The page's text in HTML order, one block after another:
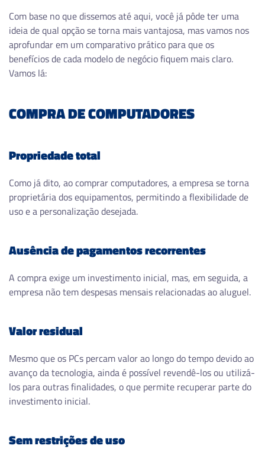
Com base no que dissemos até aqui, você já pôde ter uma
ideia de qual opção se torna mais vantajosa, mas vamos nos
aprofundar em um comparativo prático para que os
benefícios de cada modelo de negócio fiquem mais claro.
Vamos lá:
COMPRA DE COMPUTADORES
Propriedade total
Como já dito, ao comprar computadores, a empresa se torna
proprietária dos equipamentos, permitindo a flexibilidade de
uso e a personalização desejada.
Ausência de pagamentos recorrentes
A compra exige um investimento inicial, mas, em seguida, a
empresa não tem despesas mensais relacionadas ao aluguel.
Valor residual
Mesmo que os PCs percam valor ao longo do tempo devido ao
avanço da tecnologia, ainda é possível revendê-los ou utilizá-
los para outras finalidades, o que permite recuperar parte do
investimento inicial.
Sem restrições de uso